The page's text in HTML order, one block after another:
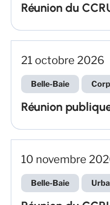
Réunion du
21 octobre 2026
Belle-Baie
Réunion
10 novembre
Belle-Baie